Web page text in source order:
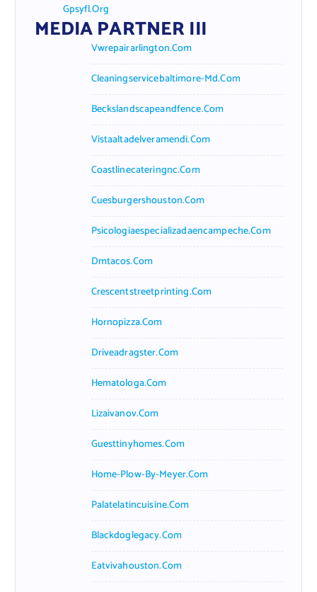
Gpsyfl.org
MEDIA PARTNER III
Vwrepairarlington.com
Cleaningservicebaltimore-Md.com
Beckslandscapeandfence.com
Vistaaltadelveramendi.com
Coastlinecateringnc.com
Cuesburgershouston.com
Psicologiaespecializadaencampeche.com
Dmtacos.com
Crescentstreetprinting.com
Hornopizza.com
Driveadragster.com
Hematologa.com
Lizaivanov.com
Guesttinyhomes.com
Home-Plow-By-Meyer.com
Palatelatincuisine.com
Blackdoglegacy.com
Eatvivahouston.com